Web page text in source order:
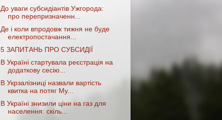
До уваги субсидіантів Ужгорода:
про перепризначенн...
Де і коли впродовж тижня не буде
електропостачання...
5 ЗАПИТАНЬ ПРО СУБСИДІЇ
В Україні стартувала реєстрація на
додаткову сесію...
В Укрзалізниці назвали вартість
квитка на потяг Му...
В Україні знизили ціни на газ для
населення: скіль...